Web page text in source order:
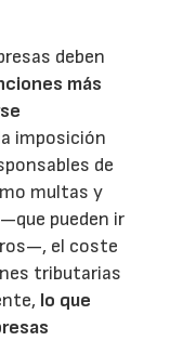
deben
más
imposición
de
multas y
pueden ir
el coste
tributarias
lo que